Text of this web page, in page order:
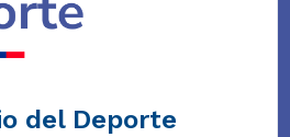
del Deporte